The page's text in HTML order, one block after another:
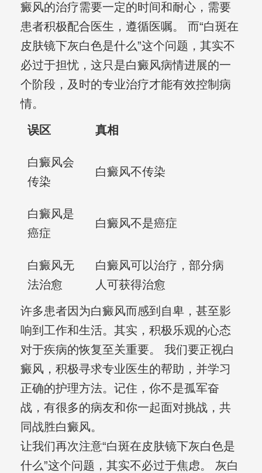
癜风的治疗需要一定的时间和耐心，需要
患者积极配合医生，遵循医嘱。 而“白斑在
皮肤镜下灰白色是什么”这个问题，其实不
必过于担忧，这只是白癜风病情进展的一
个阶段，及时的专业治疗才能有效控制病
情。
误区 真相
白癜风会
传染
白癜风不传染
白癜风是
癌症
白癜风不是癌症
白癜风无
法治愈
白癜风可以治疗，部分病
人可获得治愈
许多患者因为白癜风而感到自卑，甚至影
响到工作和生活。其实，积极乐观的心态
对于疾病的恢复至关重要。 我们要正视白
癜风，积极寻求专业医生的帮助，并学习
正确的护理方法。记住，你不是孤军奋
战，有很多的病友和你一起面对挑战，共
同战胜白癜风。
让我们再次注意“白斑在皮肤镜下灰白色是
什么”这个问题，其实不必过于焦虑。 灰白